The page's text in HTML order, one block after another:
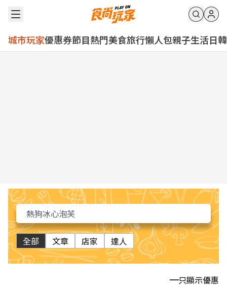
城市玩家優惠券節目熱門美食旅行懶人包親子生活日韓
全部 文章 店家 達人
只顯示優惠